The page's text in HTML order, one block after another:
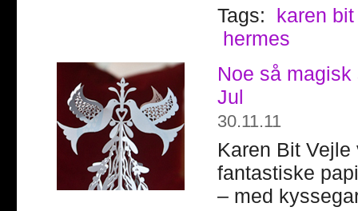
Tags:
karen
hermes
Noe så
Jul
30.11.11
Karen Bit
fantastiske
– med